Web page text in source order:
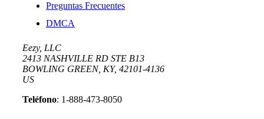
Preguntas Frecuentes
DMCA
Eezy, LLC
2413 NASHVILLE RD STE B13
BOWLING GREEN, KY, 42101-4136
US
Teléfono: 1-888-473-8050